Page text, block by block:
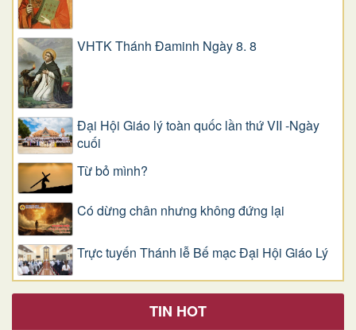
VHTK Thánh Đaminh Ngày 8. 8
Đại Hội Giáo lý toàn quốc lần thứ VII -Ngày
cuối
Từ bỏ mình?
Có dừng chân nhưng không đứng lại
Trực tuyến Thánh lễ Bế mạc Đại Hội Giáo Lý
TIN HOT